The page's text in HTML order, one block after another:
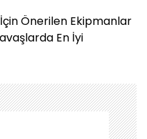
Önerilen Ekipmanlar
En İyi